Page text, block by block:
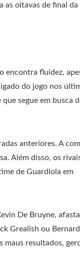
as oitavas de final da
encontra fluidez,
do jogo nos
segue em busca
anteriores. A
Além disso, os
de Guardiola em
De Bruyne,
Grealish ou
maus resultados,